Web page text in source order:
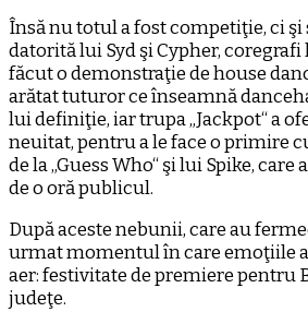
Însă nu totul a fost competiţie, ci şi
datorită lui Syd şi Cypher, coregrafi
făcut o demonstraţie de house
arătat tuturor ce înseamnă
lui definiţie, iar trupa „Jackpot“ a
neuitat, pentru a le face o primire
de la „Guess Who“ şi lui Spike,
de o oră publicul.
După aceste nebunii, care au
urmat momentul în care emoţiile
aer: festivitate de premiere pentru
judeţe.